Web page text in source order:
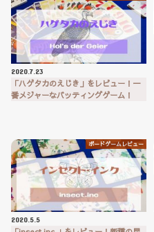
2020.7.23
「ハゲタカのえじき」をレビュー！一
番メジャーなバッティングゲーム！
ボードゲームレビュー
2020.5.5